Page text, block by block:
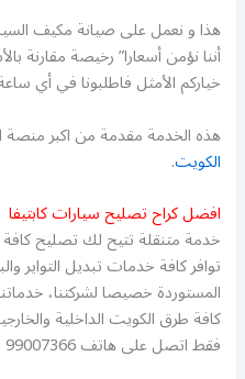
هذا و نعمل على صيانة مكيف
أننا نؤمن أسعارا” رخيصة مقارنة
خياركم الأمثل فاطلبونا في أي
هذه الخدمة مقدمة من اكبر منصة
الكويت.
افضل كراح تصليح سيارات كابتيفا
خدمة متنقلة تتيح لك تصليح كافة
توافر كافة خدمات تبديل التواير
كافة طرق الكويت الداخلية
فقط اتصل على هاتف 99007366 نصلك علة الفور.